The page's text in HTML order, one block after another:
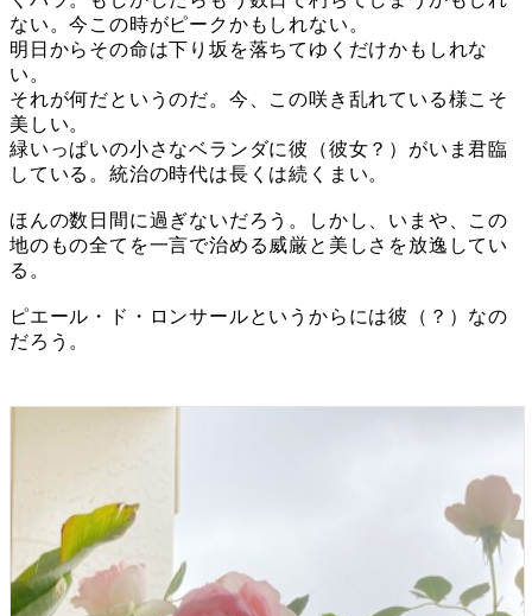
ない。今この時がピークかもしれない。
明日からその命は下り坂を落ちてゆくだけかもしれな
い。
それが何だというのだ。今、この咲き乱れている様こそ
美しい。
緑いっぱいの小さなベランダに彼（彼女？）がいま君臨
している。統治の時代は長くは続くまい。
ほんの数日間に過ぎないだろう。しかし、いまや、この
地のもの全てを一言で治める威厳と美しさを放逸してい
る。
ピエール・ド・ロンサールというからには彼（？）なの
だろう。